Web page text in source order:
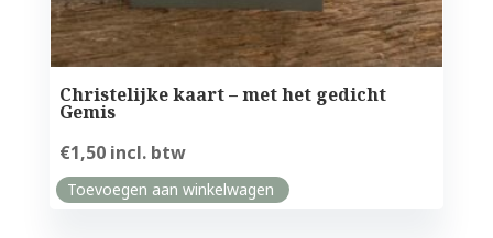
Christelijke kaart – met het gedicht
Gemis
€1,50 incl. btw
Toevoegen aan winkelwagen